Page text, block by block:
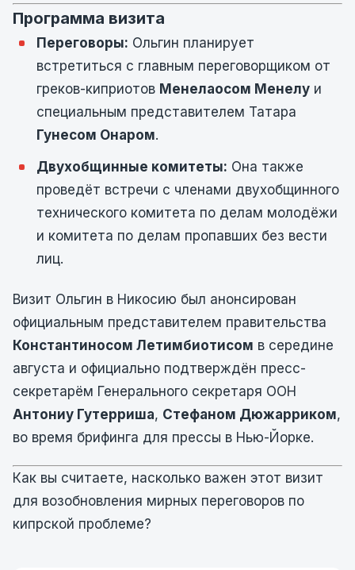
Программа визита
Переговоры: Ольгин планирует
встретиться с главным переговорщиком от
греков-киприотов Менелаосом Менелу и
специальным представителем Татара
Гунесом Онаром.
Двухобщинные комитеты: Она также
проведёт встречи с членами двухобщинного
технического комитета по делам молодёжи
и комитета по делам пропавших без вести
лиц.
Визит Ольгин в Никосию был анонсирован
официальным представителем правительства
Константиносом Летимбиотисом в середине
августа и официально подтверждён пресс-
секретарём Генерального секретаря ООН
Антониу Гутерриша, Стефаном Дюжарриком,
во время брифинга для прессы в Нью-Йорке.
Как вы считаете, насколько важен этот визит
для возобновления мирных переговоров по
кипрской проблеме?